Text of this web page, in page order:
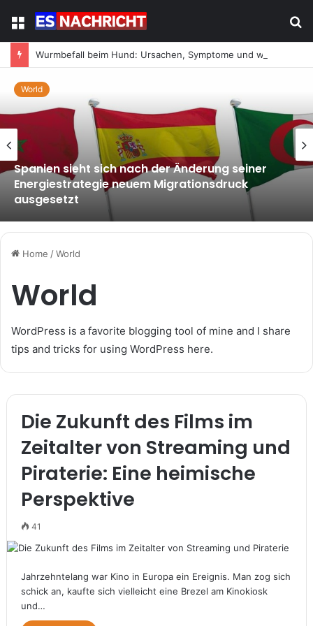
Menu
World
Spanien sieht sich nach der Änderung seiner
Energiestrategie neuem Migrationsdruck
ausgesetzt
Home /World
World
WordPress is a favorite blogging tool of mine and I share
tips and tricks for using WordPress here.
Die Zukunft des Films im
Zeitalter von Streaming und
Piraterie: Eine heimische
Perspektive
41
Jahrzehntelang war Kino in Europa ein Ereignis. Man zog sich
schick an, kaufte sich vielleicht eine Brezel am Kinokiosk
und…